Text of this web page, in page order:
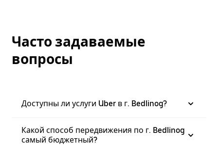
Часто задаваемые
вопросы
Доступны ли услуги Uber в г. Bedlinog?
Какой способ передвижения по г. Bedlinog
самый бюджетный?